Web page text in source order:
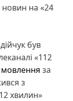
новин на «24
був
«112
за
з
хвилин»